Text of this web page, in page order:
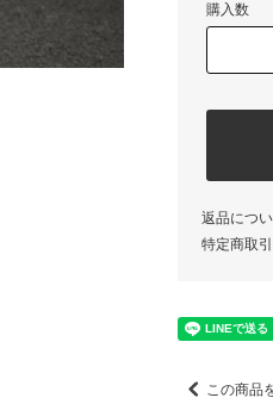
購入数
返品につ
特定商取
この商品